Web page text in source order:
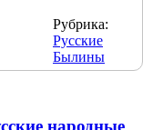
Рубрика:
Русские
Былины
народные